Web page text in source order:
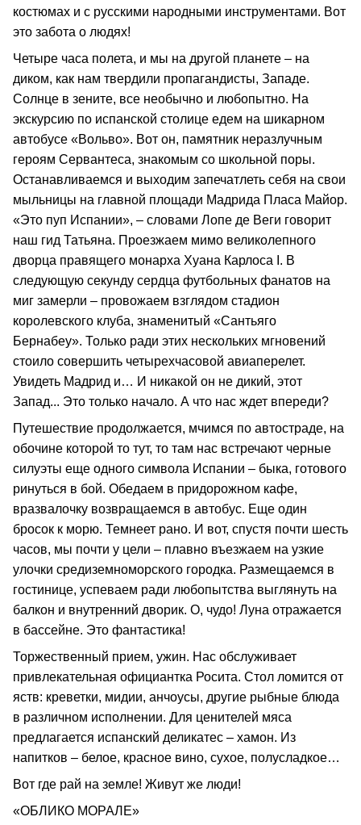
костюмах и с русскими народными инструментами. Вот
это забота о людях!
Четыре часа полета, и мы на другой планете – на
диком, как нам твердили пропагандисты, Западе.
Солнце в зените, все необычно и любопытно. На
экскурсию по испанской столице едем на шикарном
автобусе «Вольво». Вот он, памятник неразлучным
героям Сервантеса, знакомым со школьной поры.
Останавливаемся и выходим запечатлеть себя на свои
мыльницы на главной площади Мадрида Пласа Майор.
«Это пуп Испании», – словами Лопе де Веги говорит
наш гид Татьяна. Проезжаем мимо великолепного
дворца правящего монарха Хуана Карлоса I. В
следующую секунду сердца футбольных фанатов на
миг замерли – провожаем взглядом стадион
королевского клуба, знаменитый «Сантьяго
Бернабеу». Только ради этих нескольких мгновений
стоило совершить четырехчасовой авиаперелет.
Увидеть Мадрид и… И никакой он не дикий, этот
Запад... Это только начало. А что нас ждет впереди?
Путешествие продолжается, мчимся по автостраде, на
обочине которой то тут, то там нас встречают черные
силуэты еще одного символа Испании – быка, готового
ринуться в бой. Обедаем в придорожном кафе,
вразвалочку возвращаемся в автобус. Еще один
бросок к морю. Темнеет рано. И вот, спустя почти шесть
часов, мы почти у цели – плавно въезжаем на узкие
улочки средиземноморского городка. Размещаемся в
гостинице, успеваем ради любопытства выглянуть на
балкон и внутренний дворик. О, чудо! Луна отражается
в бассейне. Это фантастика!
Торжественный прием, ужин. Нас обслуживает
привлекательная официантка Росита. Стол ломится от
яств: креветки, мидии, анчоусы, другие рыбные блюда
в различном исполнении. Для ценителей мяса
предлагается испанский деликатес – хамон. Из
напитков – белое, красное вино, сухое, полусладкое…
Вот где рай на земле! Живут же люди!
«ОБЛИКО МОРАЛЕ»